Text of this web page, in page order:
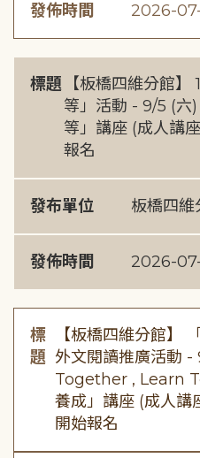
發佈時間 2026-
標題 【板橋四維分館】
等」活動 - 9/5 (六
等」講座 (成人講
報名
發布單位 板橋四維
發佈時間 2026-
標
題
【板橋四維分館】
外文閱讀推廣活動
Together , Learn
養成」講座 (成人
開始報名